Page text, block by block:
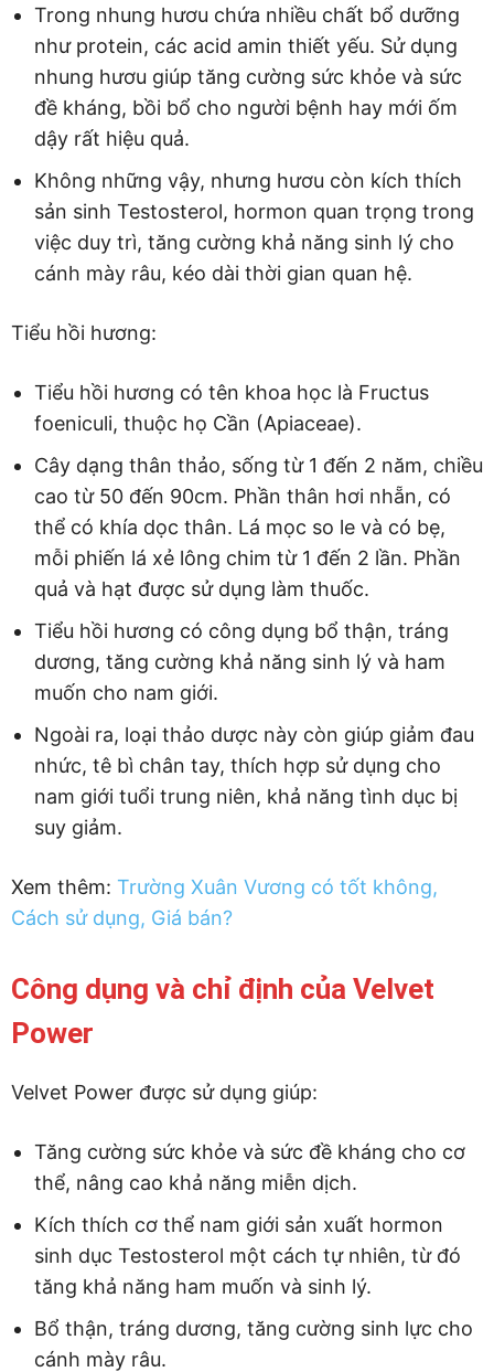
Trong nhung hươu chứa nhiều chất bổ dưỡng
như protein, các acid amin thiết yếu. Sử dụng
nhung hươu giúp tăng cường sức khỏe và sức
đề kháng, bồi bổ cho người bệnh hay mới ốm
dậy rất hiệu quả.
Không những vậy, nhưng hươu còn kích thích
sản sinh Testosterol, hormon quan trọng trong
việc duy trì, tăng cường khả năng sinh lý cho
cánh mày râu, kéo dài thời gian quan hệ.
Tiểu hồi hương:
Tiểu hồi hương có tên khoa học là Fructus
foeniculi, thuộc họ Cần (Apiaceae).
Cây dạng thân thảo, sống từ 1 đến 2 năm, chiều
cao từ 50 đến 90cm. Phần thân hơi nhẵn, có
thể có khía dọc thân. Lá mọc so le và có bẹ,
mỗi phiến lá xẻ lông chim từ 1 đến 2 lần. Phần
quả và hạt được sử dụng làm thuốc.
Tiểu hồi hương có công dụng bổ thận, tráng
dương, tăng cường khả năng sinh lý và ham
muốn cho nam giới.
Ngoài ra, loại thảo dược này còn giúp giảm đau
nhức, tê bì chân tay, thích hợp sử dụng cho
nam giới tuổi trung niên, khả năng tình dục bị
suy giảm.
Xem thêm: Trường Xuân Vương có tốt không,
Cách sử dụng, Giá bán?
Công dụng và chỉ định của Velvet
Power
Velvet Power được sử dụng giúp:
Tăng cường sức khỏe và sức đề kháng cho cơ
thể, nâng cao khả năng miễn dịch.
Kích thích cơ thể nam giới sản xuất hormon
sinh dục Testosterol một cách tự nhiên, từ đó
tăng khả năng ham muốn và sinh lý.
Bổ thận, tráng dương, tăng cường sinh lực cho
cánh mày râu.